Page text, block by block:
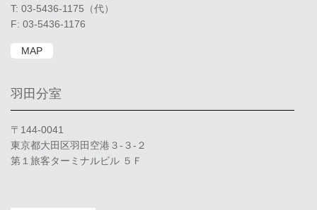
T: 03-5436-1175（代）
F: 03-5436-1176
MAP
羽田分室
〒144-0041
東京都大田区羽田空港３-３-２
第１旅客ターミナルビル ５Ｆ